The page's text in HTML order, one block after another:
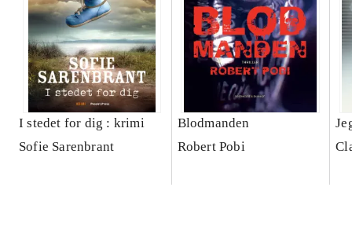
I stedet for dig : krimi
Sofie Sarenbrant
Blodmanden
Robert Pobi